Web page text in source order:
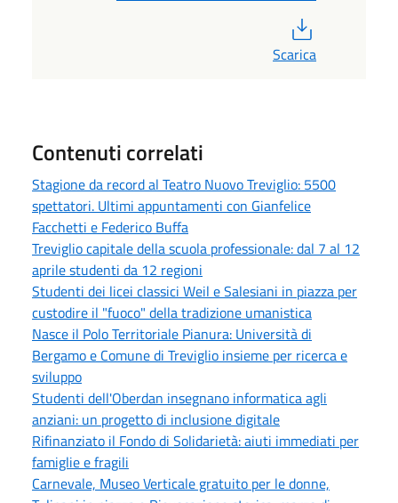
Scarica
Contenuti correlati
Stagione da record al Teatro Nuovo Treviglio: 5500
spettatori. Ultimi appuntamenti con Gianfelice
Facchetti e Federico Buffa
Treviglio capitale della scuola professionale: dal 7 al 12
aprile studenti da 12 regioni
Studenti dei licei classici Weil e Salesiani in piazza per
custodire il "fuoco" della tradizione umanistica
Nasce il Polo Territoriale Pianura: Università di
Bergamo e Comune di Treviglio insieme per ricerca e
sviluppo
Studenti dell'Oberdan insegnano informatica agli
anziani: un progetto di inclusione digitale
Rifinanziato il Fondo di Solidarietà: aiuti immediati per
famiglie e fragili
Carnevale, Museo Verticale gratuito per le donne,